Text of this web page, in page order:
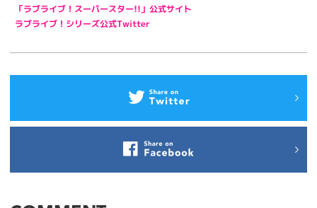
「ラブライブ！スーパースター!!」公式サイト
ラブライブ！シリーズ公式Twitter